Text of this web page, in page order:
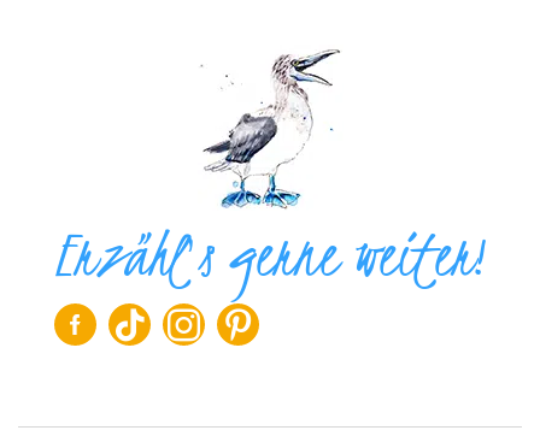
Erzähl's gerne weiter!